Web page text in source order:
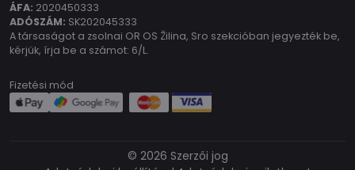
ÁFA: 2020450333
ADÓSZÁM: SK202045333
A társaságot a zsolnai OR OS Žilina, Sro szekcióban jegyezték be,
kérjük, írja be a számot: 6/L.
Fizetési mód
© 2026 Szerzői jog